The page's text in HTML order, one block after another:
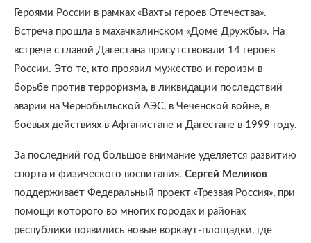
Героями России в рамках «Вахты героев Отечества».
Встреча прошла в махачкалинском «Доме Дружбы». На
встрече с главой Дагестана присутствовали 14 героев
России. Это те, кто проявил мужество и героизм в
борьбе против терроризма, в ликвидации последствий
аварии на Чернобыльской АЭС, в Чеченской войне, в
боевых действиях в Афганистане и Дагестане в 1999 году.
За последний год большое внимание уделяется развитию
спорта и физического воспитания. Сергей Меликов
поддерживает Федеральный проект «Трезвая Россия», при
помощи которого во многих городах и районах
республики появились новые воркаут-площадки, где